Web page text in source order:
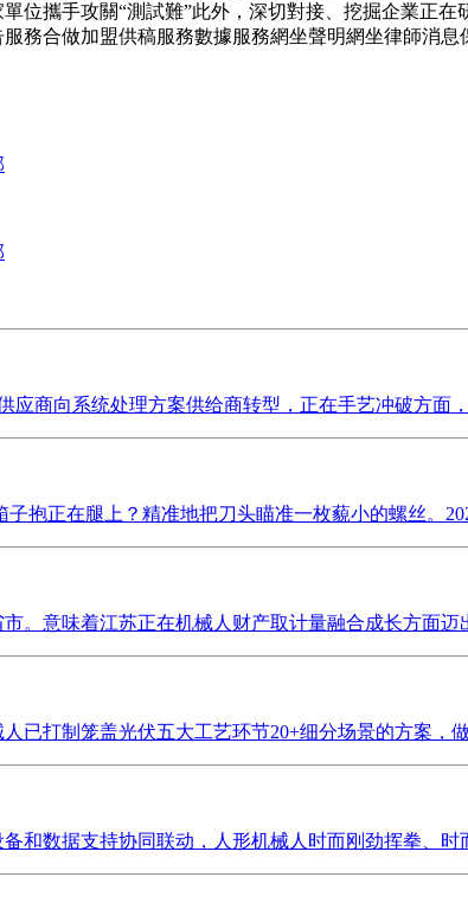
位攜手攻關“測試難”此外，深切對接、挖掘企業正
務合做加盟供稿服務數據服務網坐聲明網坐律師消息
应商向系统处理方案供给商转型，正在手艺冲破方面
抱正在腿上？精准地把刀头瞄准一枚藐小的螺丝。
。意味着江苏正在机械人财产取计量融合成长方面
已打制笼盖光伏五大工艺环节20+细分场景的方案，
和数据支持协同联动，人形机械人时而刚劲挥拳、